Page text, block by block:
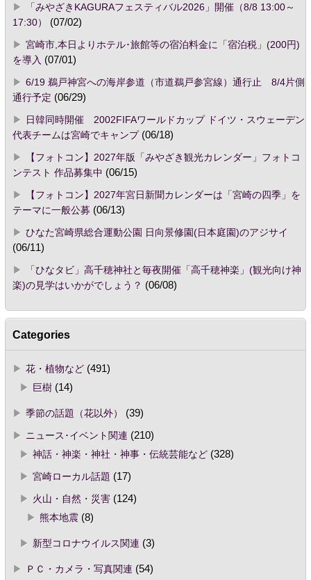
「みやざきKAGURAフェスティバル2026」開催（8/8 13:00～
17:30）
(07/02)
宮崎市,本日よりホテル･旅館等の宿泊料金に「宿泊税」(200円)
を導入 (07/01)
6/19 鵜戸神宮への海岸参道（市道鵜戸参宮線）通行止 8/4片側
通行予定 (06/29)
日韓同時開催 2002FIFAワールドカップ ドイツ・スウェーデン
代表チームは宮崎でキャンプ(06/18)
【フォトコン】2027年版「みやざき観光カレンダー」フォトコ
ンテスト 作品募集中 (06/15)
【フォトコン】2027年宮日新聞カレンダーは「宮崎の四季」を
テーマに一般公募 (06/13)
ひなた宮崎県総合運動公園 日向景修園(日本庭園)のアジサイ
(06/11)
「ひなタビ」高千穂神社と毎夜開催「高千穂神楽」(観光向け神
楽)の見学はいかがでしょう？ (06/08)
Categories
花・植物など(491)
巨樹(14)
季節の話題（花以外）
(39)
ニュース･イベント関連 (210)
神話・神楽・神社・神事・伝統芸能など(328)
宮崎ローカル話題 (17)
火山・自然・災害(124)
熊本地震(8)
新型コロナウイルス関連 (3)
ＰＣ・カメラ・写真関連 (54)